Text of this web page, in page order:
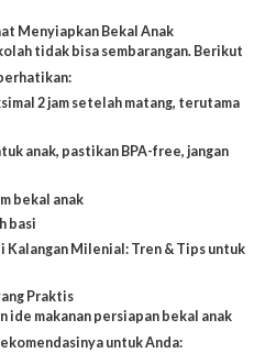
Menyiapkan Bekal Anak
tidak bisa sembarangan. Berikut
2 jam setelah matang, terutama
anak, pastikan BPA-free, jangan
bekal anak
basi
Kalangan Milenial: Tren & Tips untuk
Praktis
ide makanan persiapan bekal anak
untuk Anda: